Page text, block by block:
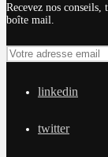
Recevez nos
boîte mail.
linkedin
twitter